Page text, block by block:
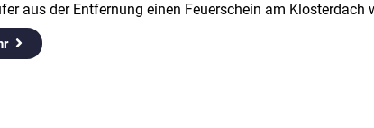
aus der Entfernung einen Feuerschein am Klosterdach